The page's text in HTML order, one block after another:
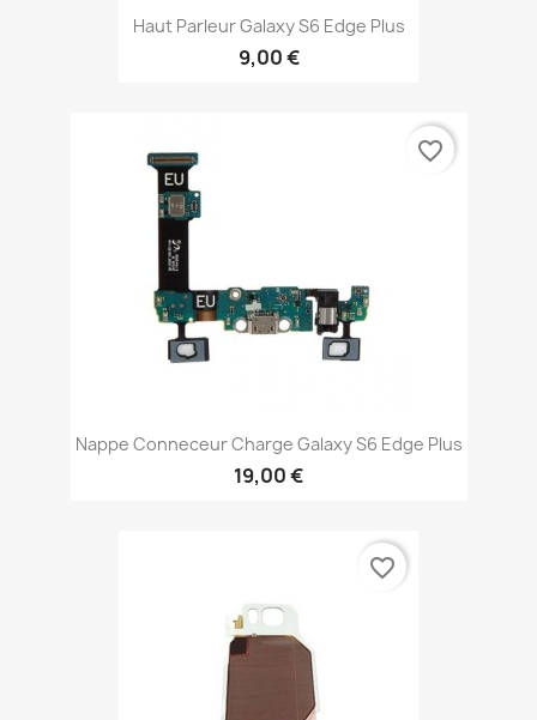
Haut Parleur Galaxy S6 Edge Plus
9,00 €
Nappe Conneceur Charge Galaxy S6 Edge Plus
19,00 €
favorite_border
favorite_border